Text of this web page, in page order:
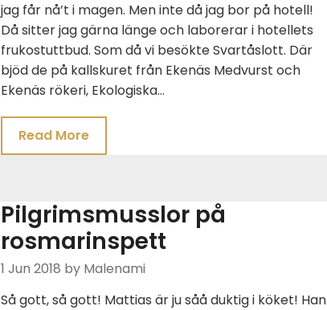
jag får nå’t i magen. Men inte då jag bor på hotell!
Då sitter jag gärna länge och laborerar i hotellets
frukostuttbud. Som då vi besökte Svartåslott. Där
bjöd de på kallskuret från Ekenäs Medvurst och
Ekenäs rökeri, Ekologiska…
Read More
Pilgrimsmusslor på
rosmarinspett
1 Jun 2018 by Malenami
Så gott, så gott! Mattias är ju såå duktig i köket! Han